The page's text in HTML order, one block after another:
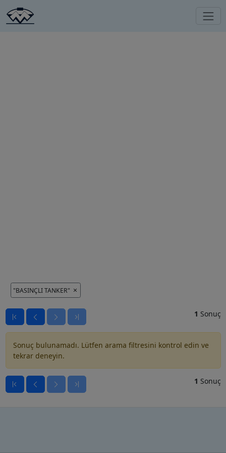
"BASINÇLI TANKER"
1 Sonuç
Sonuç bulunamadı. Lütfen arama filtresini kontrol edin ve
tekrar deneyin.
1 Sonuç